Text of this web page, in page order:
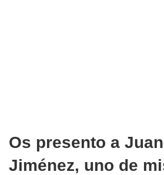
Os presento a
Jiménez, uno de